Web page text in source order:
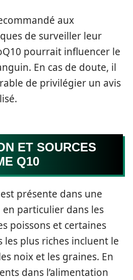
aux
de surveiller leur
pourrait influencer le
En cas de doute, il
de privilégier un avis
ET SOURCES
Q10
présente dans une
en particulier dans les
poissons et certaines
les plus riches incluent le
noix et les graines. En
dans l’alimentation